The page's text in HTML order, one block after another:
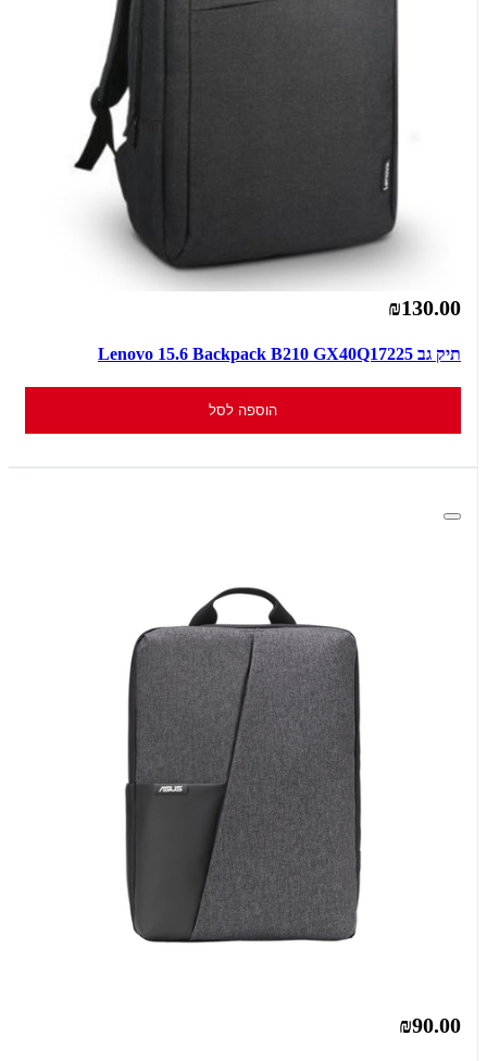
₪130.00
תיק גב Lenovo 15.6 Backpack B210 GX40Q17225
הוספה לסל
₪90.00